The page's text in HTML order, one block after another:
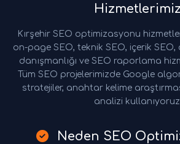
Hizmetlerimiz
Kırşehir SEO optimizasyonu
on-page SEO, teknik SEO, içerik
danışmanlığı ve SEO raporlama
Tüm SEO projelerimizde Google
stratejiler, anahtar kelime
analizi
Neden SEO